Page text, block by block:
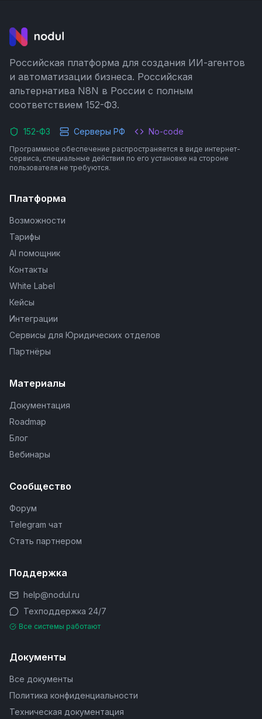
Российская платформа для создания ИИ-агентов
и автоматизации бизнеса. Российская
альтернатива N8N в России с полным
соответствием 152-ФЗ.
152-ФЗ Серверы РФ No-code
Программное обеспечение распространяется в виде интернет-
сервиса, специальные действия по его установке на стороне
пользователя не требуются.
Платформа
Возможности
Тарифы
AI помощник
Контакты
White Label
Кейсы
Интеграции
Сервисы для Юридических отделов
Партнёры
Материалы
Документация
Roadmap
Блог
Вебинары
Сообщество
Форум
Telegram чат
Стать партнером
Поддержка
help@nodul.ru
Техподдержка 24/7
Все системы работают
Документы
Все документы
Политика конфиденциальности
Техническая документация